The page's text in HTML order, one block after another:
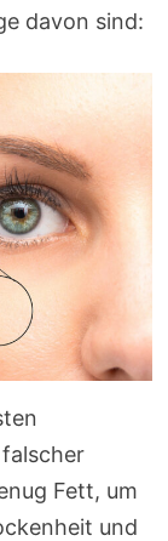
davon sind:
Fett, um
und